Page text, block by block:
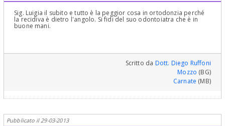
Sig. Luigia il subito e tutto è la peggior cosa in ortodonzia perché
la recidiva è dietro l'angolo. Si fidi del suo odontoiatra che è in
buone mani.
Scritto da Dott. Diego Ruffoni
Mozzo (BG)
Carnate (MB)
Pubblicato il 29-03-2013